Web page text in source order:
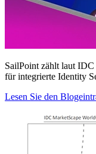
SailPoint zählt laut
für integrierte Identity
Lesen Sie den